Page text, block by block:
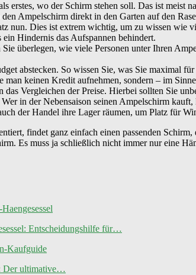
erstes, wo der Schirm stehen soll. Das ist meist
den Ampelschirm direkt in den Garten auf den
nun. Dies ist extrem wichtig, um zu wissen wie
ein Hindernis das Aufspannen behindert.
Sie überlegen, wie viele Personen unter Ihren
abstecken. So wissen Sie, was Sie maximal
man keinen Kredit aufnehmen, sondern – im
das Vergleichen der Preise. Hierbei sollten Sie
in der Nebensaison seinen Ampelschirm
der Handel ihre Lager räumen, um Platz für
findet ganz einfach einen passenden
Es muss ja schließlich nicht immer nur eine
Entscheidungshilfe für…
Der ultimative…